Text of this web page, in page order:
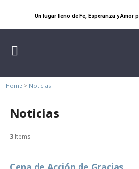
Un lugar lleno de Fe, Esperanza y Amor
Home > Noticias
Noticias
3 Items
Cena de Acción de Gracias